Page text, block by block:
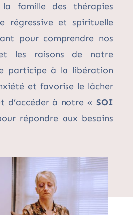
famille des thérapies
régressive et spirituelle
pour comprendre nos
les raisons de notre
participe à la libération
et favorise le lâcher
d’accéder à notre « SOI
répondre aux besoins